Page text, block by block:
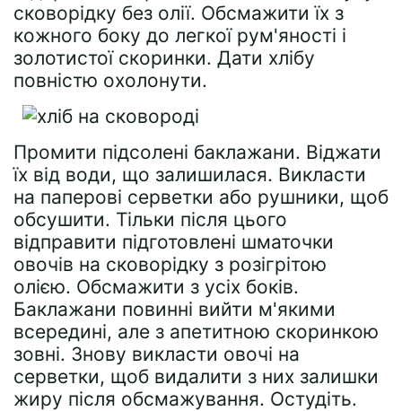
сковорідку без олії. Обсмажити їх з
кожного боку до легкої рум'яності і
золотистої скоринки. Дати хлібу
повністю охолонути.
Промити підсолені баклажани. Віджати
їх від води, що залишилася. Викласти
на паперові серветки або рушники, щоб
обсушити. Тільки після цього
відправити підготовлені шматочки
овочів на сковорідку з розігрітою
олією. Обсмажити з усіх боків.
Баклажани повинні вийти м'якими
всередині, але з апетитною скоринкою
зовні. Знову викласти овочі на
серветки, щоб видалити з них залишки
жиру після обсмажування. Остудіть.